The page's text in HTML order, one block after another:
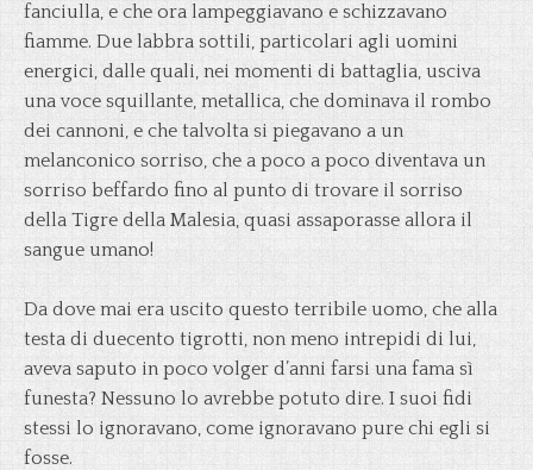
fanciulla, e che ora lampeggiavano e schizzavano
fiamme. Due labbra sottili, particolari agli uomini
energici, dalle quali, nei momenti di battaglia, usciva
una voce squillante, metallica, che dominava il rombo
dei cannoni, e che talvolta si piegavano a un
melanconico sorriso, che a poco a poco diventava un
sorriso beffardo fino al punto di trovare il sorriso
della Tigre della Malesia, quasi assaporasse allora il
sangue umano!
Da dove mai era uscito questo terribile uomo, che alla
testa di duecento tigrotti, non meno intrepidi di lui,
aveva saputo in poco volger d’anni farsi una fama sì
funesta? Nessuno lo avrebbe potuto dire. I suoi fidi
stessi lo ignoravano, come ignoravano pure chi egli si
fosse.